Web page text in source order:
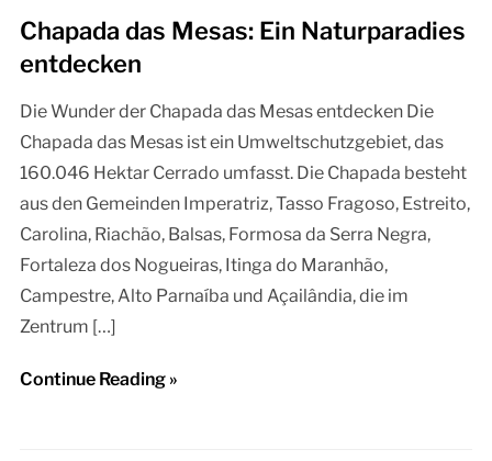
Chapada das Mesas: Ein Naturparadies
entdecken
Die Wunder der Chapada das Mesas entdecken Die
Chapada das Mesas ist ein Umweltschutzgebiet, das
160.046 Hektar Cerrado umfasst. Die Chapada besteht
aus den Gemeinden Imperatriz, Tasso Fragoso, Estreito,
Carolina, Riachão, Balsas, Formosa da Serra Negra,
Fortaleza dos Nogueiras, Itinga do Maranhão,
Campestre, Alto Parnaíba und Açailândia, die im
Zentrum […]
Continue Reading »